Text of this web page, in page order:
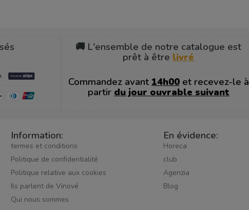
🚚 L'ensemble de notre catalogue est
prêt à être livré
Commandez avant 14h00 et recevez-le à
partir du jour ouvrable suivant
Information:
termes et conditions
Politique de confidentialité
Politique relative aux cookies
Ils parlent de Vinové
Qui nous sommes
En évidence:
Horeca
club
Agenzia
Blog